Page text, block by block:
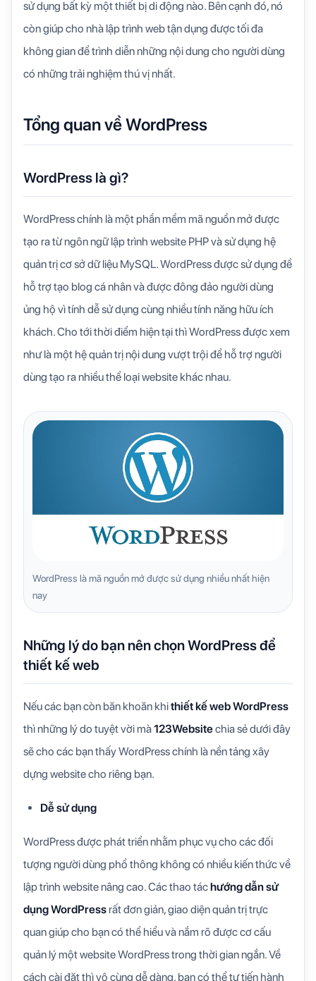
sử dụng bất kỳ một thiết bị di động nào. Bên cạnh đó, nó
còn giúp cho nhà lập trình web tận dụng được tối đa
không gian để trình diễn những nội dung cho người dùng
có những trải nghiệm thú vị nhất.
Tổng quan về WordPress
WordPress là gì?
WordPress chính là một phần mềm mã nguồn mở được
tạo ra từ ngôn ngữ lập trình website PHP và sử dụng hệ
quản trị cơ sở dữ liệu MySQL. WordPress được sử dụng để
hỗ trợ tạo blog cá nhân và được đông đảo người dùng
ủng hộ vì tính dễ sử dụng cùng nhiều tính năng hữu ích
khách. Cho tới thời điểm hiện tại thì WordPress được xem
như là một hệ quản trị nội dung vượt trội để hỗ trợ người
dùng tạo ra nhiều thể loại website khác nhau.
WordPress là mã nguồn mở được sử dụng nhiều nhất hiện
nay
Những lý do bạn nên chọn WordPress để
thiết kế web
Nếu các bạn còn băn khoăn khithiết kế web WordPress
thì những lý do tuyệt vời mà123Websitechia sẻ dưới đây
sẽ cho các bạn thấy WordPress chính là nền tảng xây
dựng website cho riêng bạn.
Dễ sử dụng
WordPress được phát triển nhằm phục vụ cho các đối
tượng người dùng phổ thông không có nhiều kiến thức về
lập trình website nâng cao. Các thao táchướng dẫn sử
dụng WordPress rất đơn giản, giao diện quản trị trực
quan giúp cho bạn có thể hiểu và nắm rõ được cơ cấu
quản lý một website WordPress trong thời gian ngắn. Về
cách cài đặt thì vô cùng dễ dàng, bạn có thể tự tiến hành